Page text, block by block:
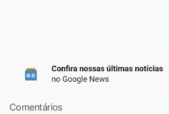
Comentários